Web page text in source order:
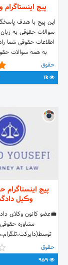
پیج
این پیج با هدف
سوالات حقوقی به
اطلاعات حقوقی شما
به همه سوالات
حقوق
1k
پیج اینستاگرام
وڪیل
💼عضو کانون وکلای
مشاوره حقوقی
💯نکات کلیدی
میشود Telegram ID⏩️YousefiLawyer
حقوق